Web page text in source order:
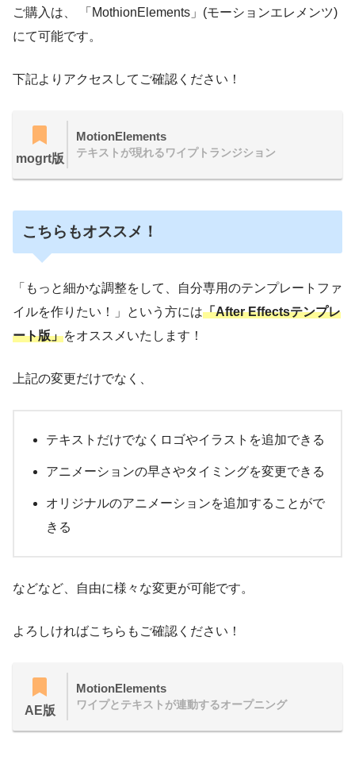
ご購入は、 「MothionElements」(モーションエレメンツ)
にて可能です。
下記よりアクセスしてご確認ください！
mogrt版
MotionElements
テキストが現れるワイプトランジション
こちらもオススメ！
「もっと細かな調整をして、自分専用のテンプレートファ
イルを作りたい！」という方には「After Effectsテンプレ
ート版」をオススメいたします！
上記の変更だけでなく、
テキストだけでなくロゴやイラストを追加できる
アニメーションの早さやタイミングを変更できる
オリジナルのアニメーションを追加することがで
きる
などなど、自由に様々な変更が可能です。
よろしければこちらもご確認ください！
AE版
MotionElements
ワイプとテキストが連動するオープニング